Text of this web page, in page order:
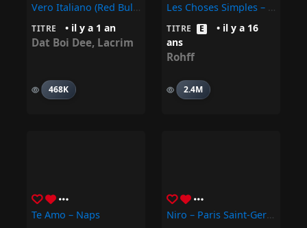
Vero Italiano (Red Bull 64 Bars) – Lacrim, Dat Boi Dee
TITRE • il y a 1 an
Dat Boi Dee, Lacrim
468K
Les Choses Simples – Rohff
TITRE E
• il y a 16
ans
Rohff
2.4M
Te Amo – Naps Niro – Paris Saint-Germain